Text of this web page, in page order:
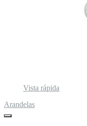
Vista rápida
Arandelas